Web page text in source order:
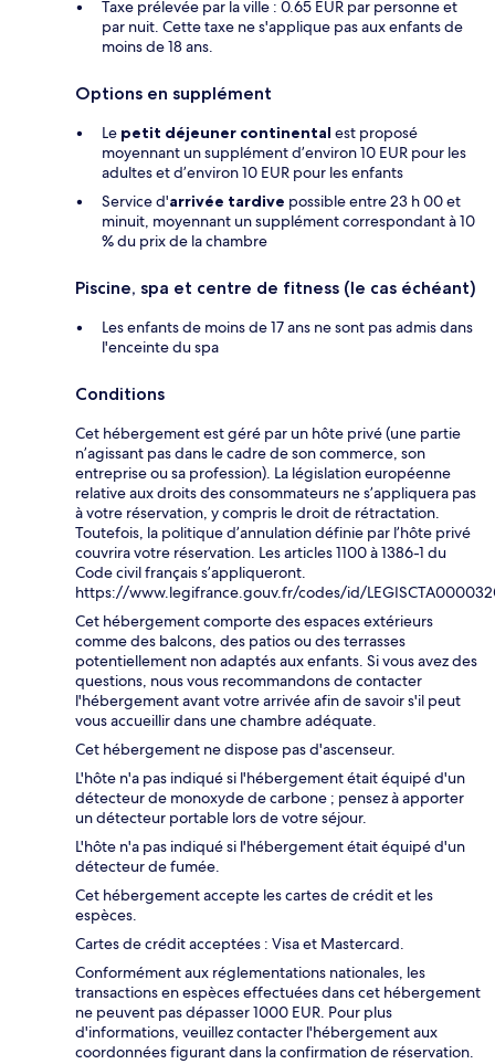
Taxe prélevée par la ville : 0.65 EUR par personne et
par nuit. Cette taxe ne s'applique pas aux enfants de
moins de 18 ans.
Options en supplément
Le petit déjeuner continental est proposé
moyennant un supplément d’environ 10 EUR pour les
adultes et d’environ 10 EUR pour les enfants
Service d'arrivée tardive possible entre 23 h 00 et
minuit, moyennant un supplément correspondant à 10
% du prix de la chambre
Piscine, spa et centre de fitness (le cas échéant)
Les enfants de moins de 17 ans ne sont pas admis dans
l'enceinte du spa
Conditions
Cet hébergement est géré par un hôte privé (une partie
n’agissant pas dans le cadre de son commerce, son
entreprise ou sa profession). La législation européenne
relative aux droits des consommateurs ne s’appliquera pas
à votre réservation, y compris le droit de rétractation.
Toutefois, la politique d’annulation définie par l’hôte privé
couvrira votre réservation. Les articles 1100 à 1386-1 du
Code civil français s’appliqueront.
https://www.legifrance.gouv.fr/codes/id/
Cet hébergement comporte des espaces extérieurs
comme des balcons, des patios ou des terrasses
potentiellement non adaptés aux enfants. Si vous avez des
questions, nous vous recommandons de contacter
l'hébergement avant votre arrivée afin de savoir s'il peut
vous accueillir dans une chambre adéquate.
Cet hébergement ne dispose pas d'ascenseur.
L'hôte n'a pas indiqué si l'hébergement était équipé d'un
détecteur de monoxyde de carbone ; pensez à apporter
un détecteur portable lors de votre séjour.
L'hôte n'a pas indiqué si l'hébergement était équipé d'un
détecteur de fumée.
Cet hébergement accepte les cartes de crédit et les
espèces.
Cartes de crédit acceptées : Visa et Mastercard.
Conformément aux réglementations nationales, les
transactions en espèces effectuées dans cet hébergement
ne peuvent pas dépasser 1000 EUR. Pour plus
d'informations, veuillez contacter l'hébergement aux
coordonnées figurant dans la confirmation de réservation.